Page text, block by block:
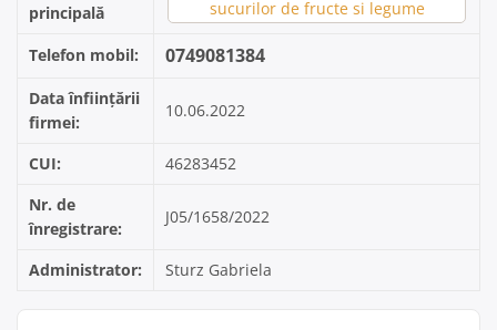
principală
sucurilor de fructe si legume
Telefon mobil: 0749081384
Data înființării
firmei:
10.06.2022
CUI:
46283452
Nr. de
înregistrare:
J05/1658/2022
Administrator: Sturz Gabriela